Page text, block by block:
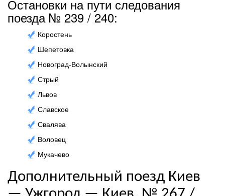
Остановки на пути следования
поезда № 239 / 240:
Коростень
Шепетовка
Новоград-Волынский
Стрый
Львов
Славское
Свалява
Воловец
Мукачево
Дополнительный поезд Киев